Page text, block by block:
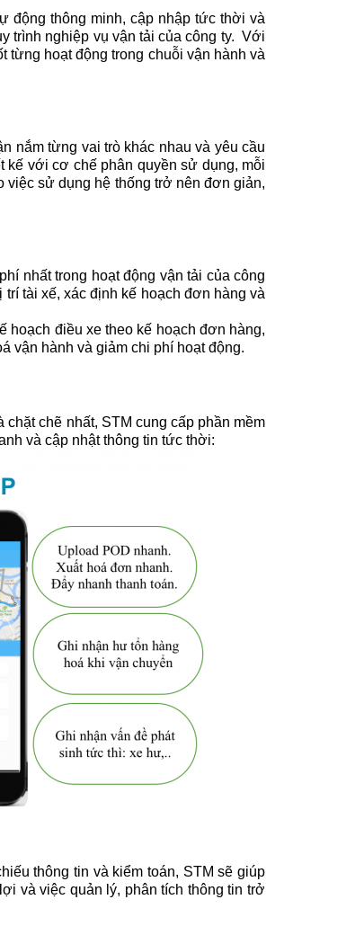
động thông minh, cập nhập tức thời và
trình nghiệp vụ vận tải của công ty. Với
từng hoạt động trong chuỗi vận hành và
nắm từng vai trò khác nhau và yêu cầu
kế với cơ chế phân quyền sử dụng, mỗi
việc sử dụng hệ thống trở nên đơn giản,
nhất trong hoạt động vận tải của công
tài xế, xác định kế hoạch đơn hàng và
hoạch điều xe theo kế hoạch đơn hàng,
vận hành và giảm chi phí hoạt động.
chẽ nhất, STM cung cấp phần mềm
và cập nhật thông tin tức thời:
thông tin và kiểm toán, STM sẽ giúp
và việc quản lý, phân tích thông tin trở